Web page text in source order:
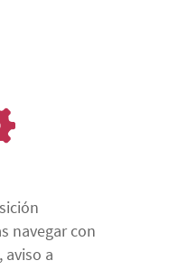
navegar con
a